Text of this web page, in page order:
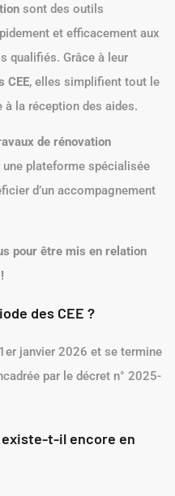
sont des outils
et efficacement aux
qualifiés. Grâce à leur
CEE, elles simplifient tout le
à la réception des aides.
de rénovation
une plateforme spécialisée
d’un accompagnement
pour être mis en relation
des CEE ?
janvier 2026 et se termine
par le décret n° 2025-
t-il encore en